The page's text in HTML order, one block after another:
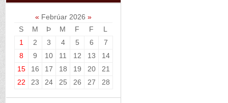
« Febrúar 2026 »
S
M Þ M F F
L
1
2 3 4 5 6
7
8
9 10 11 12 13
14
15
16 17 18 19 20
21
22
23 24 25 26 27 28